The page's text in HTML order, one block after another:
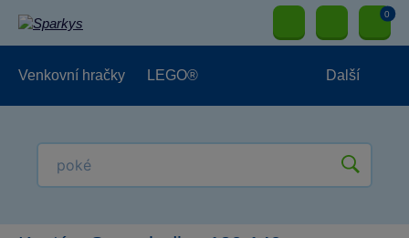
0
Venkovní hračky LEGO® Další